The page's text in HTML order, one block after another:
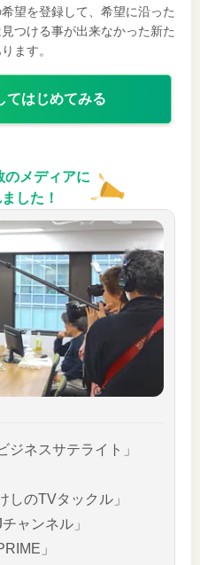
望を登録して、希望に沿った
つける事が出来なかった新た
ます。
てはじめてみる
のメディアに
した！
ジネスサテライト」
しのTVタックル」
ャンネル」
」